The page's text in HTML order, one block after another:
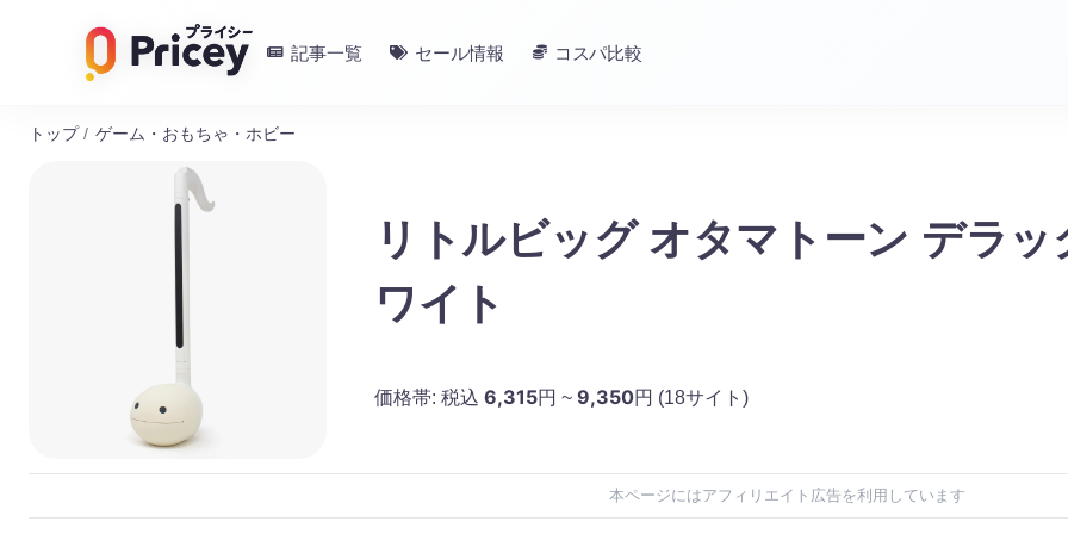
記事一覧 セール情報 コスパ比較
トップ / ゲーム・おもちゃ・ホビー
リトルビッグ オタマトーン デラッ
ワイト
価格帯: 税込 6,315円 ~ 9,350円 (18サイト)
本ページにはアフィリエイト広告を利用しています